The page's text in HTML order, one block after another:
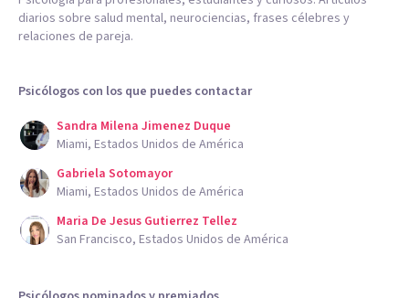
diarios sobre salud mental, neurociencias, frases célebres y
relaciones de pareja.
Psicólogos con los que puedes contactar
Sandra Milena Jimenez Duque
Miami, Estados Unidos de América
Gabriela Sotomayor
Miami, Estados Unidos de América
Maria De Jesus Gutierrez Tellez
San Francisco, Estados Unidos de América